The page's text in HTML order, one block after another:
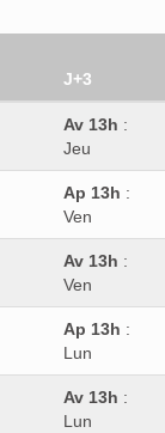
J+3
Av 13h :
Jeu
Ap 13h :
Ven
Av 13h :
Ven
Ap 13h :
Lun
Av 13h :
Lun